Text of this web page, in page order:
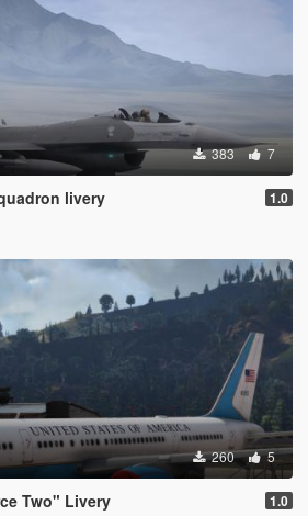
383 7
livery 1.0
260 5
Two" Livery 1.0